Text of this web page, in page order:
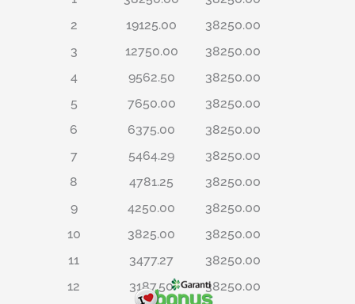
2
19125.00
38250.00
3
12750.00
38250.00
4
9562.50
38250.00
5
7650.00
38250.00
6
6375.00
38250.00
7
5464.29
38250.00
8
4781.25
38250.00
9
4250.00
38250.00
10
3825.00
38250.00
11
3477.27
38250.00
12
3187.50 38250.00